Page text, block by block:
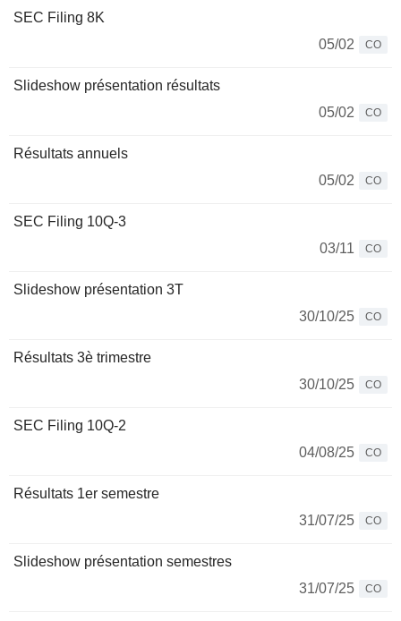
SEC Filing 8K
05/02
CO
Slideshow présentation résultats
05/02
CO
Résultats annuels
05/02
CO
SEC Filing 10Q-3
03/11
CO
Slideshow présentation 3T
30/10/25
CO
Résultats 3è trimestre
30/10/25
CO
SEC Filing 10Q-2
04/08/25
CO
Résultats 1er semestre
31/07/25
CO
Slideshow présentation semestres
31/07/25
CO